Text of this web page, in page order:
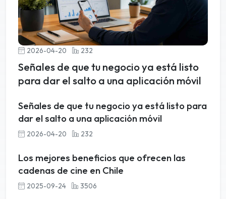
2026-04-20 232
Señales de que tu negocio ya está listo
para dar el salto a una aplicación móvil
Señales de que tu negocio ya está listo para
dar el salto a una aplicación móvil
2026-04-20 232
Los mejores beneficios que ofrecen las
cadenas de cine en Chile
2025-09-24 3506